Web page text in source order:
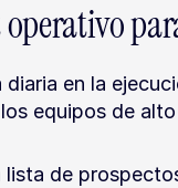
diaria en la
equipos de
lista de